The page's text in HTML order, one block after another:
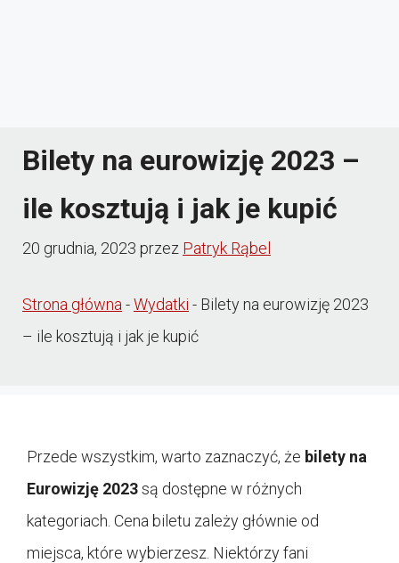
Bilety na eurowizję 2023 –
ile kosztują i jak je kupić
20 grudnia, 2023 przez Patryk Rąbel
Strona główna-Wydatki - Bilety na eurowizję 2023
– ile kosztują i jak je kupić
Przede wszystkim, warto zaznaczyć, że bilety na
Eurowizję 2023są dostępne w różnych
kategoriach. Cena biletu zależy głównie od
miejsca, które wybierzesz. Niektórzy fani